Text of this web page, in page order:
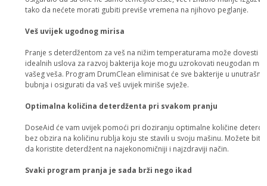
tako da nećete morati gubiti previše vremena na njihovo peglanje.
Veš uvijek ugodnog mirisa
Pranje s deterdžentom za veš na nižim temperaturama može dovesti
idealnih uslova za razvoj bakterija koje mogu uzrokovati neugodan
vašeg veša. Program DrumClean eliminisat će sve bakterije u
bubnja i osigurati da vaš veš uvijek miriše svježe.
Optimalna količina deterdženta pri svakom pranju
DoseAid će vam uvijek pomoći pri doziranju optimalne količine
bez obzira na količinu rublja koju ste stavili u svoju mašinu. Možete biti
da koristite deterdžent na najekonomičniji i najzdraviji način.
Svaki program pranja je sada brži nego ikad